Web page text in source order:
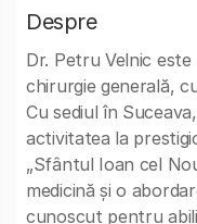
Despre
Dr. Petru Velnic
chirurgie generală,
Cu sediul în
activitatea la
„Sfântul Ioan cel
medicină și o
cunoscut pentru